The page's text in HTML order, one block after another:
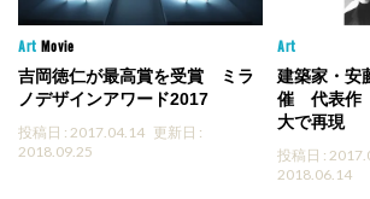
Art Movie
吉岡徳仁が最高賞を受賞 ミラ
ノデザインアワード2017
投稿日 : 2017.04.14 更新日 :
2018.09.25
Art
建築家・安
催 代表作
大で再現
投稿日 :
2018.06.14